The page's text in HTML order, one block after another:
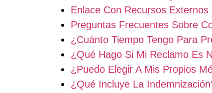
Enlace Con Recursos
Preguntas Frecuentes Sobre
¿Cuánto Tiempo Tengo Para
¿Qué Hago Si Mi Reclamo Es
¿Puedo Elegir A Mis Propios
¿Qué Incluye La